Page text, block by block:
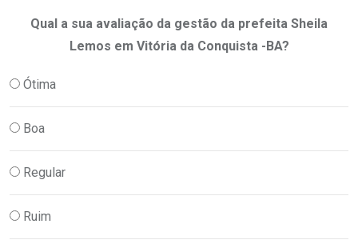
Qual a sua avaliação da gestão da prefeita Sheila
Lemos em Vitória da Conquista -BA?
Ótima
Boa
Regular
Ruim